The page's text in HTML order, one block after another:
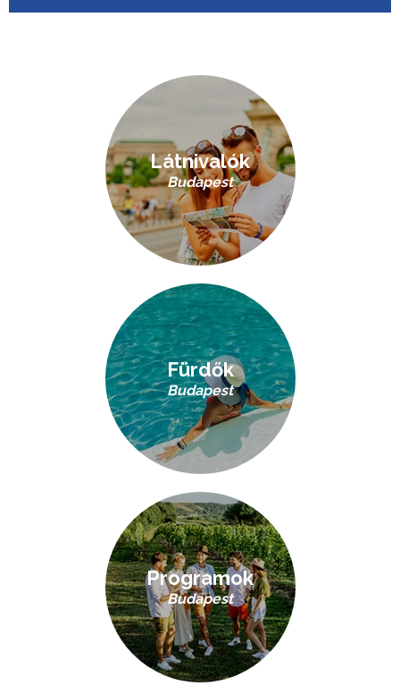
Látnivalók
Budapest
Fürdők
Budapest
Programok
Budapest